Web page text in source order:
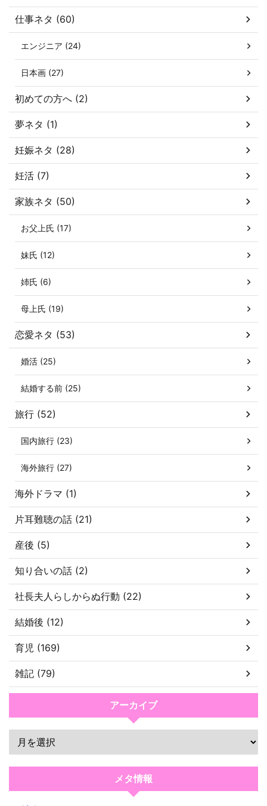
仕事ネタ (60)
エンジニア (24)
日本画 (27)
初めての方へ (2)
夢ネタ (1)
妊娠ネタ (28)
妊活 (7)
家族ネタ (50)
お父上氏 (17)
妹氏 (12)
姉氏 (6)
母上氏 (19)
恋愛ネタ (53)
婚活 (25)
結婚する前 (25)
旅行 (52)
国内旅行 (23)
海外旅行 (27)
海外ドラマ (1)
片耳難聴の話 (21)
産後 (5)
知り合いの話 (2)
社長夫人らしからぬ行動 (22)
結婚後 (12)
育児 (169)
雑記 (79)
アーカイブ
メタ情報